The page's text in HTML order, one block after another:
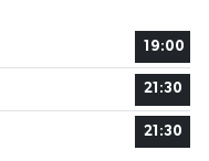
19:00
21:30
21:30